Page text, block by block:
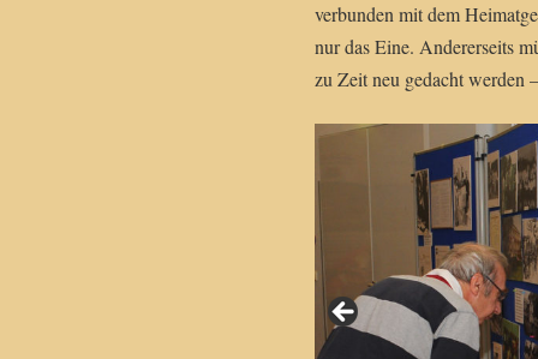
verbunden mit dem
nur das Eine. Andererseits
zu Zeit neu gedacht werden